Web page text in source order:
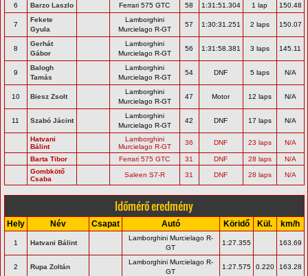
6 Barzo Laszlo Ferrari 575 GTC 58 1:31:51.304 1 lap 150.48
7
Fekete
Gyula
Lamborghini
Murcielago R-GT
57 1:30:31.251 2 laps 150.07
8
Gerhát
Gábor
Lamborghini
Murcielago R-GT
56 1:31:58.381 3 laps 145.11
9
Balogh
Tamás
Lamborghini
Murcielago R-GT
54 DNF 5 laps N/A
10 Biesz Zsolt
Lamborghini
Murcielago R-GT
47 Motor 12 laps N/A
11 Szabó Jácint
Lamborghini
Murcielago R-GT
42 DNF 17 laps N/A
Hatvani
Bálint
Lamborghini
Murcielago R-GT
36 DNF 23 laps N/A
Barta Tibor Ferrari 575 GTC 31 DNF 28 laps
N/A
Gombkötő
Csaba
Saleen S7-R 31 DNF 28 laps N/A
Időmérő eredmény
Hely Név Csapat Autó Köridő Kül. km/h
1 Hatvani Bálint
Lamborghini Murcielago R-
GT
1:27.355 163.69
2 Rupa Zoltán
Lamborghini Murcielago R-
GT
1:27.575 0.220 163.28